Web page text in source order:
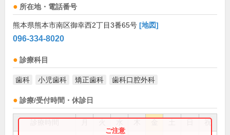
所在地・電話番号
熊本県熊本市南区御幸西2丁目3番65号 [地図]
096-334-8020
診療科目
歯科 小児歯科 矯正歯科 歯科口腔外科
診療/受付時間・休診日
祝